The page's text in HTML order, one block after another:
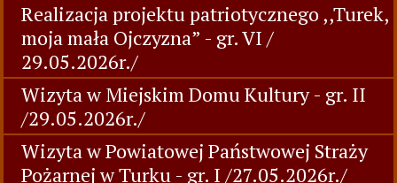
Realizacja projektu patriotycznego ,,Turek,
moja mała Ojczyzna” - gr. VI /
29.05.2026r./
Wizyta w Miejskim Domu Kultury - gr. II
/29.05.2026r./
Wizyta w Powiatowej Państwowej Straży
Pożarnej w Turku - gr. I /27.05.2026r./